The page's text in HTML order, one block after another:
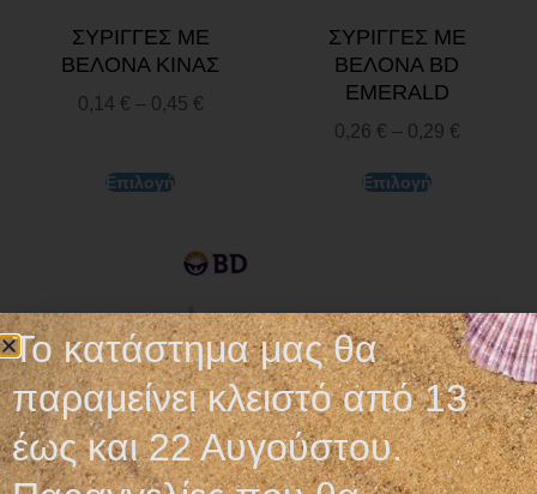
ΣΥΡΙΓΓΕΣ ΜΕ
ΒΕΛΟΝΑ ΚΙΝΑΣ
0,14 € – 0,45 €
Επιλογή
ΣΥΡΙΓΓΕΣ ΜΕ
ΒΕΛΟΝΑ BD
EMERALD
0,26 € – 0,29 €
Επιλογή
Το κατάστημα μας θα
παραμείνει κλειστό από 13
έως και 22 Αυγούστου.